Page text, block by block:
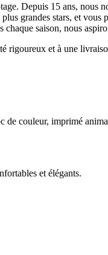
Depuis 15 ans, nous
grandes stars, et vous
saison, nous
rigoureux et à une
couleur, imprimé
et élégants.